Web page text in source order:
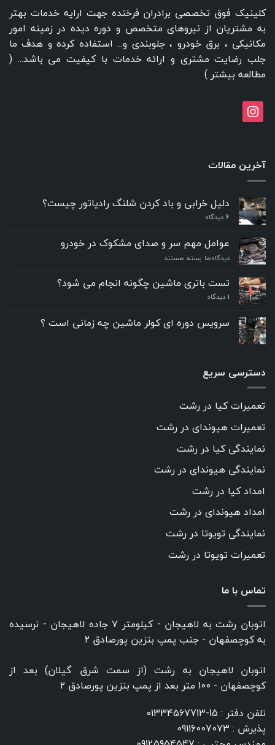
کلینیک فوق تخصصی برادران فرخنده جهت ارایه خدمات بهتر
به مشتریان از نیروهای متخصص و دوره دیده در زمینه امور
مکانیکی ، برق خودرو ، جلوبندی و... استفاده کرده و هدف ما
جلب رضایت مشتری و ارائه خدمات با کیفیت می باشد... (
مطالعه بیشتر )
instagram
آخرین مقالات
دلیل خرابی و باد کردن شلنگ رادیاتور چیست؟
6 دیدگاه
عوامل مهم سر و صدای مشکوک در خودرو
دیدگاه‌ها برای
مهم
سر
مشکوک
در
بسته هستند
تست باتری ماشین چگونه انجام می شود؟
۱ دیدگاه
سرویس دوره ای کولر ماشین چه زمانی است ؟
دسترسی سریع
تعمیرات کیا در رشت
تعمیرات هیوندای در رشت
نمایندگی کیا در رشت
نمایندگی هیوندای در رشت
امداد کیا در رشت
امداد هیوندای در رشت
نمایندگی تویوتا در رشت
تعمیرات تویوتا در رشت
تماس با ما
اتوبان رشت به لاهیجان - کیلومتر ۷ جاده لاهیجان - نرسیده
به کوچصفهان - جنب پمپ بنزین پورصادق ۲
اتوبان لاهیجان به رشت (از سمت شرق گیلان) بعد از
کوچصفهان - 100 متر بعد از پمپ بنزین پورصادق ۲
تلفن دفتر : 15-01334567713
پذیرش : 09116007073